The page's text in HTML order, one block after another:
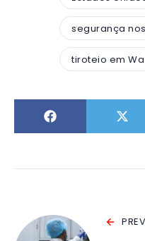
segurança
tiroteio em